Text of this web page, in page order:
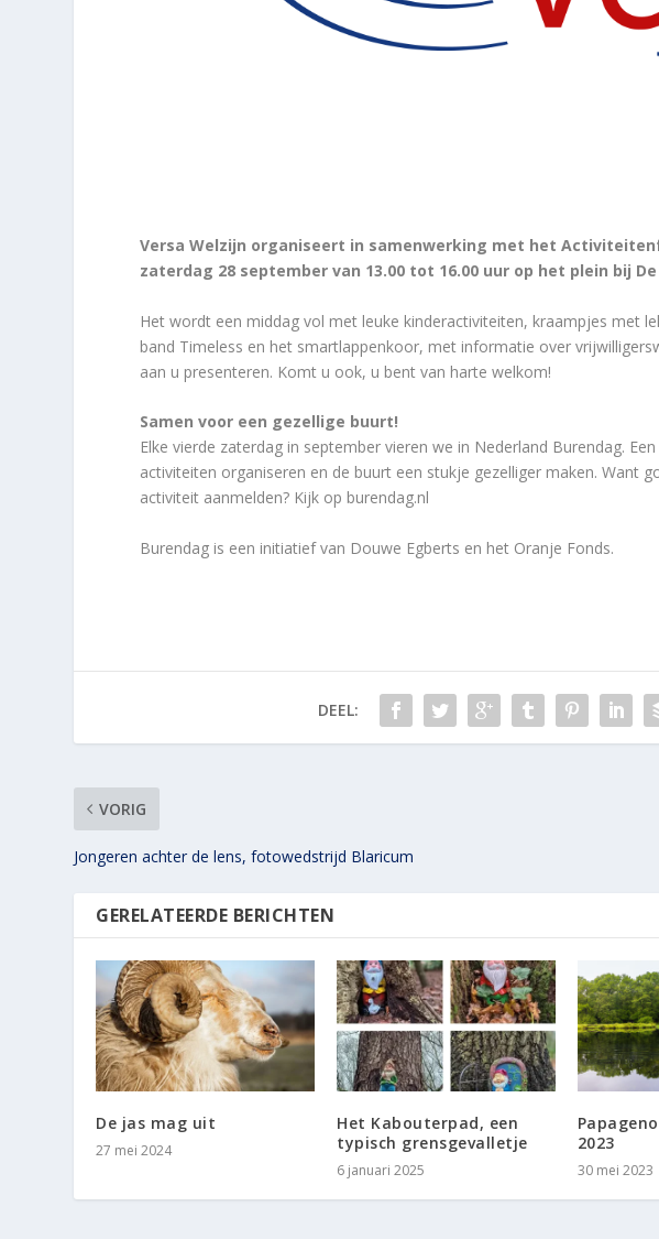
Versa Welzijn organiseert in samenwerking met het
zaterdag 28 september van 13.00 tot 16.00 uur op het plein bij
Het wordt een middag vol met leuke kinderactiviteiten, kraampjes met
band Timeless en het smartlappenkoor, met informatie over
aan u presenteren. Komt u ook, u bent van harte welkom!
Samen voor een gezellige buurt!
Elke vierde zaterdag in september vieren we in Nederland Burendag.
activiteiten organiseren en de buurt een stukje gezelliger maken. Want
activiteit aanmelden? Kijk op burendag.nl
Burendag is een initiatief van Douwe Egberts en het Oranje Fonds.
DEEL:
VORIG
Jongeren achter de lens, fotowedstrijd Blaricum
GERELATEERDE BERICHTEN
De jas mag uit
27 mei 2024
Het Kabouterpad, een
typisch grensgevalletje
6 januari 2025
2023
30 mei 2023